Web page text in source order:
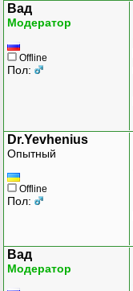
Вад
Модератор
Offline
Пол:
Dr.Yevhenius
Опытный
Offline
Пол:
Вад
Модератор